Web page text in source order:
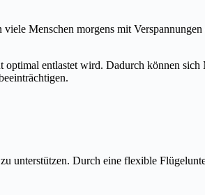
Menschen morgens mit
entlastet wird. Dadurch können
Durch eine flexible